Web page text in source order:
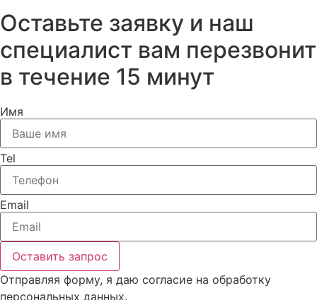
Оставьте заявку и наш
специалист вам перезвонит
в течение 15 минут
Имя
Tel
Email
Оставить запрос
Отправляя форму, я даю согласие на обработку
персональных данных.